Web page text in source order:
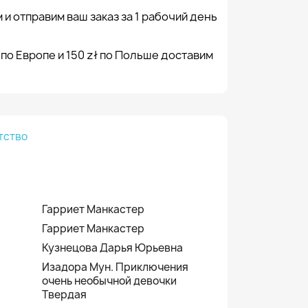
отправим ваш заказ за 1 рабочий день
Европе и 150 zł по Польше доставим
Гарриет Манкастер
Гарриет Манкастер
Кузнецова Дарья Юрьевна
Изадора Мун. Приключения
очень необычной девочки
Твердая